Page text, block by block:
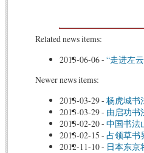
Related news items:
2013-06-06- “走进左
Newer news items:
2013-03-29- 杨虎城书
2013-03-29- 由启功书
2013-02-20- 中国书法
2013-02-15 - 占领草书
2012-11-10- 日本东京